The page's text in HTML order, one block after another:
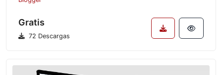
Gratis
72 Descargas